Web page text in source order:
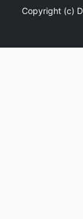
Copyright (c)